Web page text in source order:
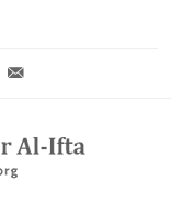
+20 2 25970400